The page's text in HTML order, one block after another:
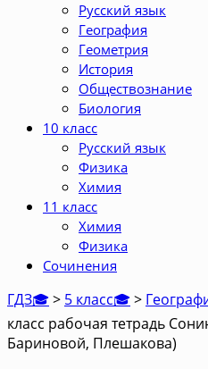
Русский язык
География
Геометрия
История
Обществознание
Биология
10 класс
Русский язык
Физика
Химия
11 класс
Химия
Физика
Сочинения
ГДЗ🎓> 5 класс🎓>
класс рабочая тетрадь
Бариновой, Плешакова)